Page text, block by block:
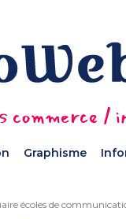
/
Graphisme
écoles de